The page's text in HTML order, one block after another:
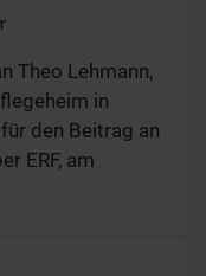
Theo Lehmann,
in
den Beitrag an
ERF, am